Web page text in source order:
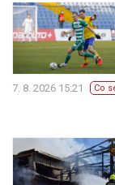
7. 8. 2026 15:21 Co